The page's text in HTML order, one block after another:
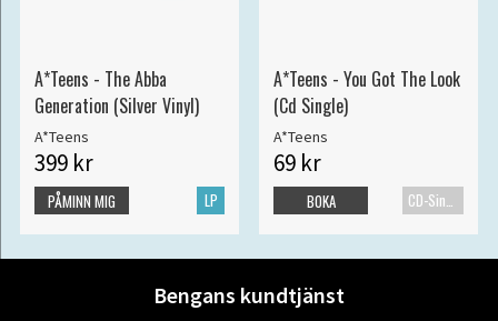
A*Teens - The Abba
Generation (Silver Vinyl)
A*Teens
399 kr
LP
PÅMINN MIG
A*Teens - You Got The Look
(Cd Single)
A*Teens
69 kr
CD-Singel
BOKA
Bengans kundtjänst